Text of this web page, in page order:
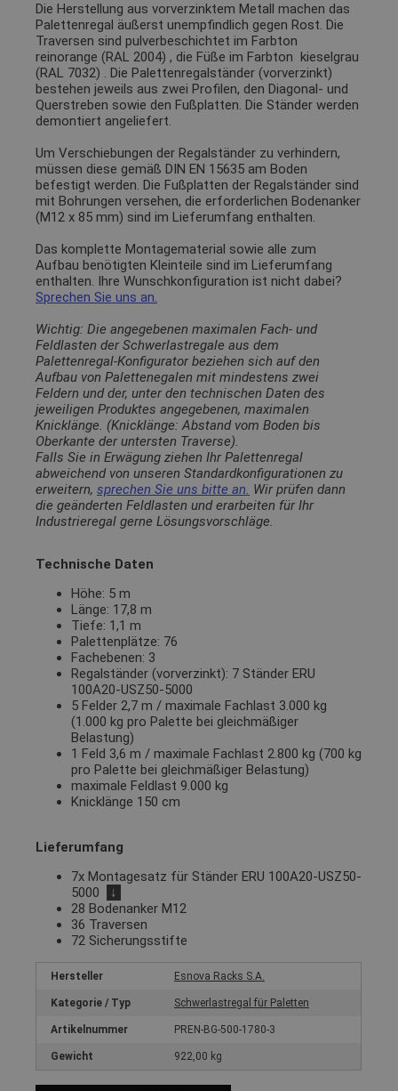
Die Herstellung aus vorverzinktem Metall machen das
Palettenregal äußerst unempfindlich gegen Rost. Die
Traversen sind pulverbeschichtet im Farbton
reinorange (RAL 2004) , die Füße im Farbton
kieselgrau
(RAL 7032) . Die Palettenregalständer (vorverzinkt)
bestehen jeweils aus zwei Profilen, den Diagonal- und
Querstreben sowie den Fußplatten. Die Ständer werden
demontiert angeliefert.
Um Verschiebungen der Regalständer zu verhindern,
müssen diese gemäß DIN EN 15635 am Boden
befestigt werden. Die Fußplatten der Regalständer sind
mit Bohrungen versehen, die erforderlichen Bodenanker
(M12 x 85 mm) sind im Lieferumfang enthalten.
Das komplette Montagematerial sowie alle zum
Aufbau benötigten Kleinteile sind im Lieferumfang
enthalten. Ihre Wunschkonfiguration ist nicht dabei?
Sprechen Sie uns an.
Wichtig: Die angegebenen maximalen Fach- und
Feldlasten der Schwerlastregale aus dem
Palettenregal-Konfigurator beziehen sich auf den
Aufbau von Palettenegalen mit mindestens zwei
Feldern und der, unter den technischen Daten des
jeweiligen Produktes angegebenen, maximalen
Knicklänge. (Knicklänge: Abstand vom Boden bis
Oberkante der untersten Traverse).
Falls Sie in Erwägung ziehen Ihr Palettenregal
abweichend von unseren Standardkonfigurationen zu
erweitern, sprechen Sie uns bitte an. Wir prüfen dann
die geänderten Feldlasten und erarbeiten für Ihr
Industrieregal gerne Lösungsvorschläge.
Technische Daten
Höhe: 5 m
Länge: 17,8 m
Tiefe: 1,1 m
Palettenplätze: 76
Fachebenen: 3
Regalständer (vorverzinkt): 7 Ständer ERU
100A20-USZ50-5000
5 Felder 2,7 m / maximale Fachlast 3.000 kg
(1.000 kg pro Palette bei gleichmäßiger
Belastung)
1 Feld 3,6 m / maximale Fachlast 2.800 kg (700 kg
pro Palette bei gleichmäßiger Belastung)
maximale Feldlast 9.000 kg
Knicklänge 150 cm
Lieferumfang
7x Montagesatz für Ständer ERU 100A20-USZ50-
5000
↓
28 Bodenanker M12
36 Traversen
72 Sicherungsstifte
Hersteller Esnova Racks S.A.
Kategorie / Typ Schwerlastregal für Paletten
Artikelnummer PREN-BG-500-1780-3
Gewicht 922,00 kg